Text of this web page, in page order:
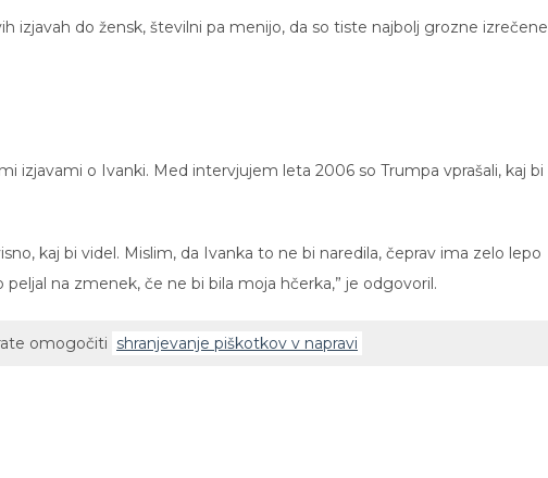
izjavah do žensk, številni pa menijo, da so tiste najbolj grozne izrečene
izjavami o Ivanki. Med intervjujem leta 2006 so Trumpa vprašali, kaj bi
kaj bi videl. Mislim, da Ivanka to ne bi naredila, čeprav ima zelo lepo
na zmenek, če ne bi bila moja hčerka,” je odgovoril.
omogočiti shranjevanje piškotkov v napravi